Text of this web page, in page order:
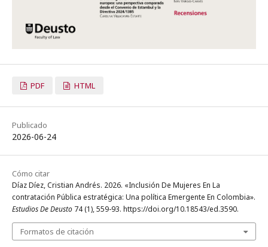
PDF HTML
Publicado
2026-06-24
Cómo citar
Díaz Díez, Cristian Andrés. 2026. «Inclusión De Mujeres En La
contratación Pública estratégica: Una política Emergente En Colombia».
Estudios De Deusto 74 (1), 559-93. https://doi.org/10.18543/ed.3590.
Formatos de citación